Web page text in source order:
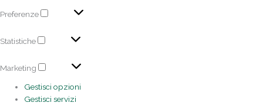
Preferenze
Statistiche
Marketing
Gestisci opzioni
Gestisci servizi